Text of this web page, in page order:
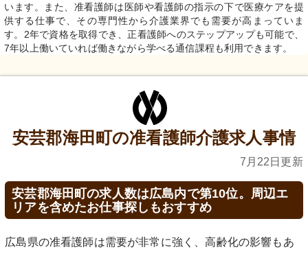
います。また、准看護師は医師や看護師の指示の下で医療ケアを提
供する仕事で、その専門性から介護業界でも需要が高まっていま
す。2年で資格を取得でき、正看護師へのステップアップも可能で、
7年以上働いていれば働きながら学べる通信課程も利用できます。
安芸郡海田町の准看護師介護求人事情
7月22日更新
安芸郡海田町の求人数は広島内で第10位。周辺エ
リアを含めたお仕事探しもおすすめ
広島県の准看護師は需要が非常に強く、高齢化の影響もあ